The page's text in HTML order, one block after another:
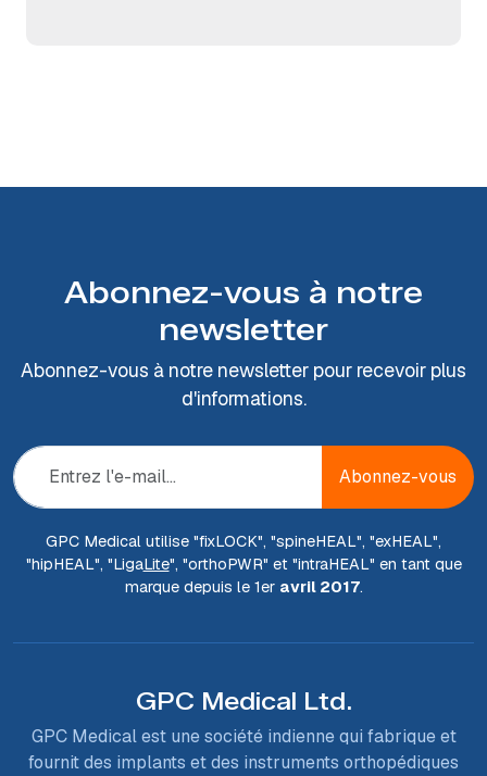
Abonnez-vous à notre
newsletter
Abonnez-vous à notre newsletter pour recevoir plus
d'informations.
Abonnez-vous
GPC Medical utilise "fixLOCK", "spineHEAL", "exHEAL",
"hipHEAL", "LigaLite", "orthoPWR" et "intraHEAL" en tant que
marque depuis le 1er avril 2017.
GPC Medical Ltd.
GPC Medical est une société indienne qui fabrique et
fournit des implants et des instruments orthopédiques